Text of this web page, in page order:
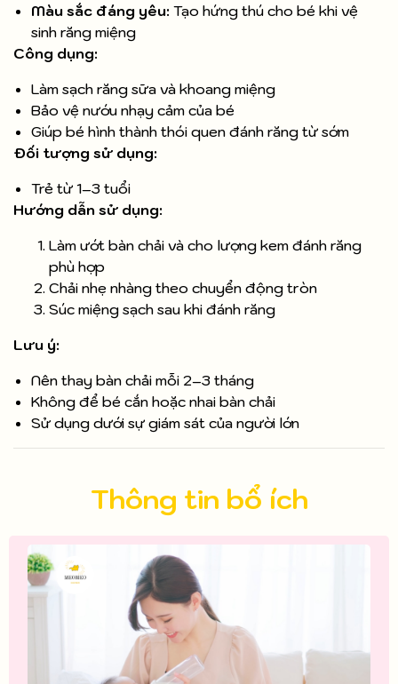
Màu sắc đáng yêu: Tạo hứng thú cho bé khi vệ
sinh răng miệng
Công dụng:
Làm sạch răng sữa và khoang miệng
Bảo vệ nướu nhạy cảm của bé
Giúp bé hình thành thói quen đánh răng từ sớm
Đối tượng sử dụng:
Trẻ từ 1–3 tuổi
Hướng dẫn sử dụng:
Làm ướt bàn chải và cho lượng kem đánh răng
phù hợp
Chải nhẹ nhàng theo chuyển động tròn
Súc miệng sạch sau khi đánh răng
Lưu ý:
Nên thay bàn chải mỗi 2–3 tháng
Không để bé cắn hoặc nhai bàn chải
Sử dụng dưới sự giám sát của người lớn
Thông tin bổ ích